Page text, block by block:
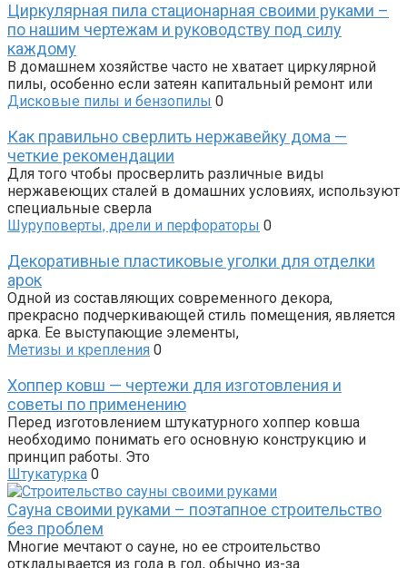
Циркулярная пила стационарная своими руками –
по нашим чертежам и руководству под силу
каждому
В домашнем хозяйстве часто не хватает циркулярной
пилы, особенно если затеян капитальный ремонт или
Дисковые пилы и бензопилы 0
Как правильно сверлить нержавейку дома —
четкие рекомендации
Для того чтобы просверлить различные виды
нержавеющих сталей в домашних условиях, используют
специальные сверла
Шуруповерты, дрели и перфораторы 0
Декоративные пластиковые уголки для отделки
арок
Одной из составляющих современного декора,
прекрасно подчеркивающей стиль помещения, является
арка. Ее выступающие элементы,
Метизы и крепления 0
Хоппер ковш — чертежи для изготовления и
советы по применению
Перед изготовлением штукатурного хоппер ковша
необходимо понимать его основную конструкцию и
принцип работы. Это
Штукатурка 0
Сауна своими руками – поэтапное строительство
без проблем
Многие мечтают о сауне, но ее строительство
откладывается из года в год, обычно из-за